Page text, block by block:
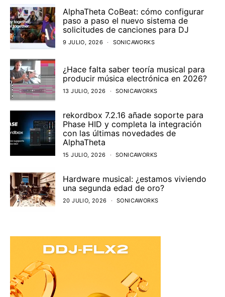
AlphaTheta CoBeat: cómo configurar
paso a paso el nuevo sistema de
solicitudes de canciones para DJ
9 JULIO, 2026 SONICAWORKS
¿Hace falta saber teoría musical para
producir música electrónica en 2026?
13 JULIO, 2026 SONICAWORKS
rekordbox 7.2.16 añade soporte para
Phase HID y completa la integración
con las últimas novedades de
AlphaTheta
15 JULIO, 2026 SONICAWORKS
Hardware musical: ¿estamos viviendo
una segunda edad de oro?
20 JULIO, 2026 SONICAWORKS